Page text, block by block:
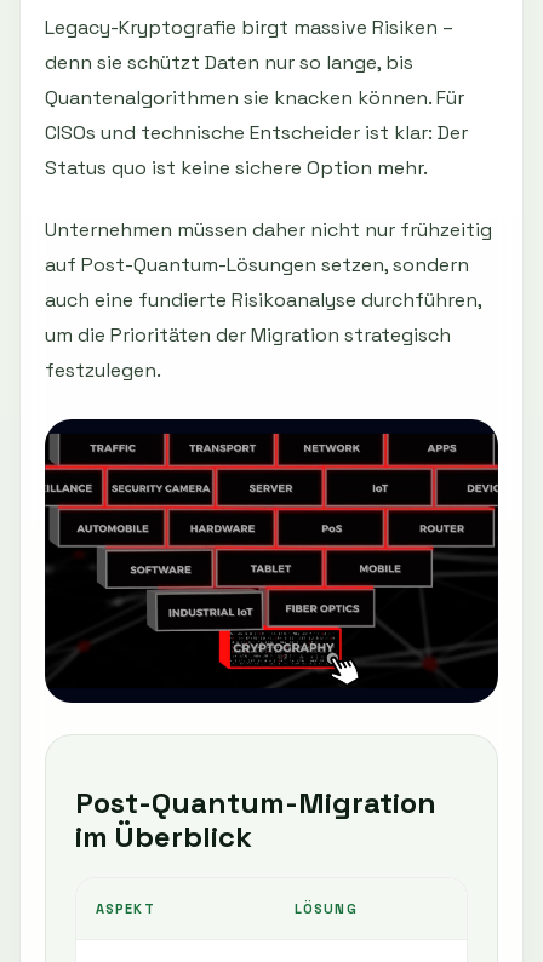
Legacy-Kryptografie birgt massive Risiken –
denn sie schützt Daten nur so lange, bis
Quantenalgorithmen sie knacken können. Für
CISOs und technische Entscheider ist klar: Der
Status quo ist keine sichere Option mehr.
Unternehmen müssen daher nicht nur frühzeitig
auf Post-Quantum-Lösungen setzen, sondern
auch eine fundierte Risikoanalyse durchführen,
um die Prioritäten der Migration strategisch
festzulegen.
Post-Quantum-Migration
im Überblick
ASPEKT LÖSUNG